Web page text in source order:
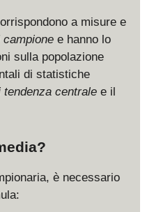
a misure e
campione e hanno lo
sulla popolazione
di statistiche
tendenza centrale e il
è necessario